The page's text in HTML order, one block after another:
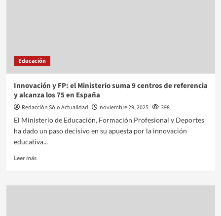
Educación
Innovación y FP: el Ministerio suma 9 centros de referencia
y alcanza los 75 en España
Redacción Sólo Actualidad noviembre 29, 2025
398
El Ministerio de Educación, Formación Profesional y Deportes
ha dado un paso decisivo en su apuesta por la innovación
educativa...
Leer más